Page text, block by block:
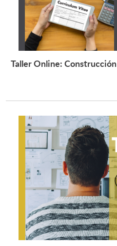
Taller Online: